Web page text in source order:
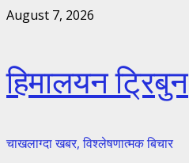
Skip
August 7, 2026
हिमालयन ट्रिबुन
चाखलाग्दा खबर, विश्लेषणात्मक बिचार